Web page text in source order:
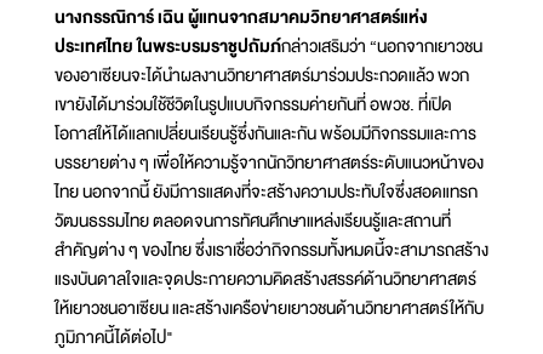
นางกรรณิการ์ เฉิน ผู้แทนจากสมาคมวิทยาศาสตร์แห่ง
ประเทศไทย ในพระบรมราชูปถัมภ์กล่าวเสริมว่า “นอกจากเยาวชน
ของอาเซียนจะได้นำผลงานวิทยาศาสตร์มาร่วมประกวดแล้ว พวก
เขายังได้มาร่วมใช้ชีวิตในรูปแบบกิจกรรมค่ายกันที่ อพวช. ที่เปิด
โอกาสให้ได้แลกเปลี่ยนเรียนรู้ซึ่งกันและกัน พร้อมมีกิจกรรมและการ
บรรยายต่าง ๆ เพื่อให้ความรู้จากนักวิทยาศาสตร์ระดับแนวหน้าของ
ไทย นอกจากนี้ ยังมีการแสดงที่จะสร้างความประทับใจซึ่งสอดแทรก
วัฒนธรรมไทย ตลอดจนการทัศนศึกษาแหล่งเรียนรู้และสถานที่
สำคัญต่าง ๆ ของไทย ซึ่งเราเชื่อว่ากิจกรรมทั้งหมดนี้จะสามารถสร้าง
แรงบันดาลใจและจุดประกายความคิดสร้างสรรค์ด้านวิทยาศาสตร์
ให้เยาวชนอาเซียน และสร้างเครือข่ายเยาวชนด้านวิทยาศาสตร์ให้กับ
ภูมิภาคนี้ได้ต่อไป"